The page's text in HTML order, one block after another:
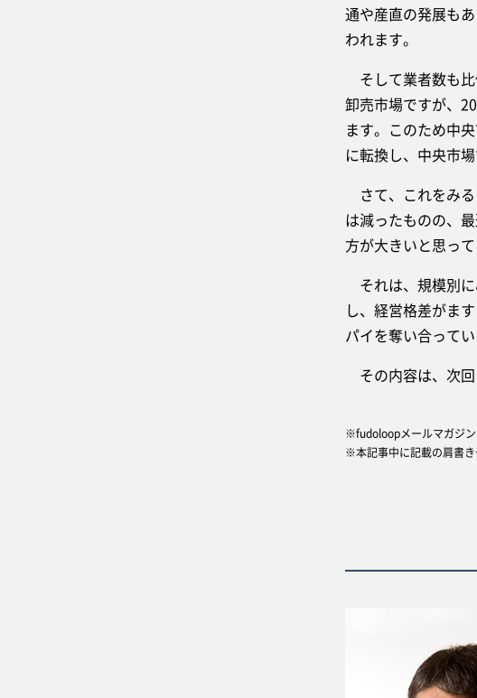
通や産直の発展も
われます。
そして業者数も
卸売市場ですが、
ます。このため中
に転換し、中央市
さて、これをみ
は減ったものの、
方が大きいと思って
それは、規模別
し、経営格差がま
パイを奪い合って
その内容は、次回
※fudoloopメールマガジン
※本記事中に記載の肩書き